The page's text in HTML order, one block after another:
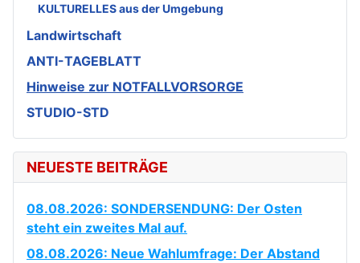
KULTURELLES aus der Umgebung
Landwirtschaft
ANTI-TAGEBLATT
Hinweise zur NOTFALLVORSORGE
STUDIO-STD
NEUESTE BEITRÄGE
08.08.2026: SONDERSENDUNG: Der Osten
steht ein zweites Mal auf.
08.08.2026: Neue Wahlumfrage: Der Abstand